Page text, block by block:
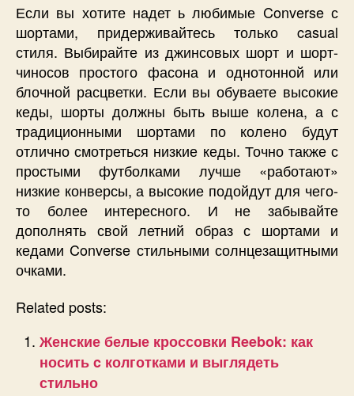
Если вы хотите надет ь любимые Converse с
шортами, придерживайтесь только casual
стиля. Выбирайте из джинсовых шорт и шорт-
чиносов простого фасона и однотонной или
блочной расцветки. Если вы обуваете высокие
кеды, шорты должны быть выше колена, а с
традиционными шортами по колено будут
отлично смотреться низкие кеды. Точно также с
простыми футболками лучше «работают»
низкие конверсы, а высокие подойдут для чего-
то более интересного. И не забывайте
дополнять свой летний образ с шортами и
кедами Converse стильными солнцезащитными
очками.
Related posts:
Женские белые кроссовки Reebok: как
носить c колготками и выглядеть
стильно